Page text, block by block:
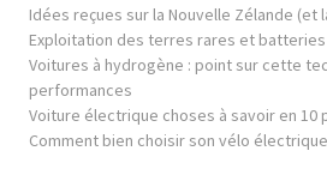
Idées reçues sur la Nouvelle Zélande (et
Exploitation des terres rares et
Voitures à hydrogène : point sur cette
performances
Voiture électrique choses à savoir en 10
Comment bien choisir son vélo